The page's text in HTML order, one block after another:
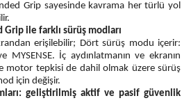
Grip sayesinde kavrama her türlü yol
Grip ile farklı sürüş modları
erişilebilir; Dört sürüş modu içerir:
MYSENSE. İç aydınlatmanın ve ekranın
motor tepkisi de dahil olmak üzere sürüş
için değişir.
geliştirilmiş aktif ve pasif güvenlik